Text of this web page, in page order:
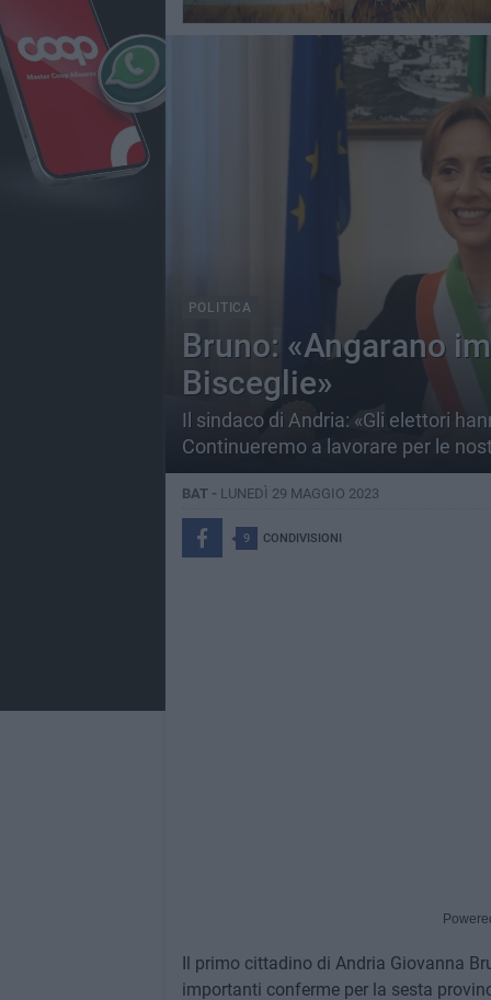
POLITICA
Bruno: «Angarano
Bisceglie»
Il sindaco di Andria: «Gli elettori
Continueremo a lavorare per le
BAT - LUNEDÌ 29 MAGGIO 2023
9 CONDIVISIONI
Il primo cittadino di Andria Giovanna
importanti conferme per la sesta